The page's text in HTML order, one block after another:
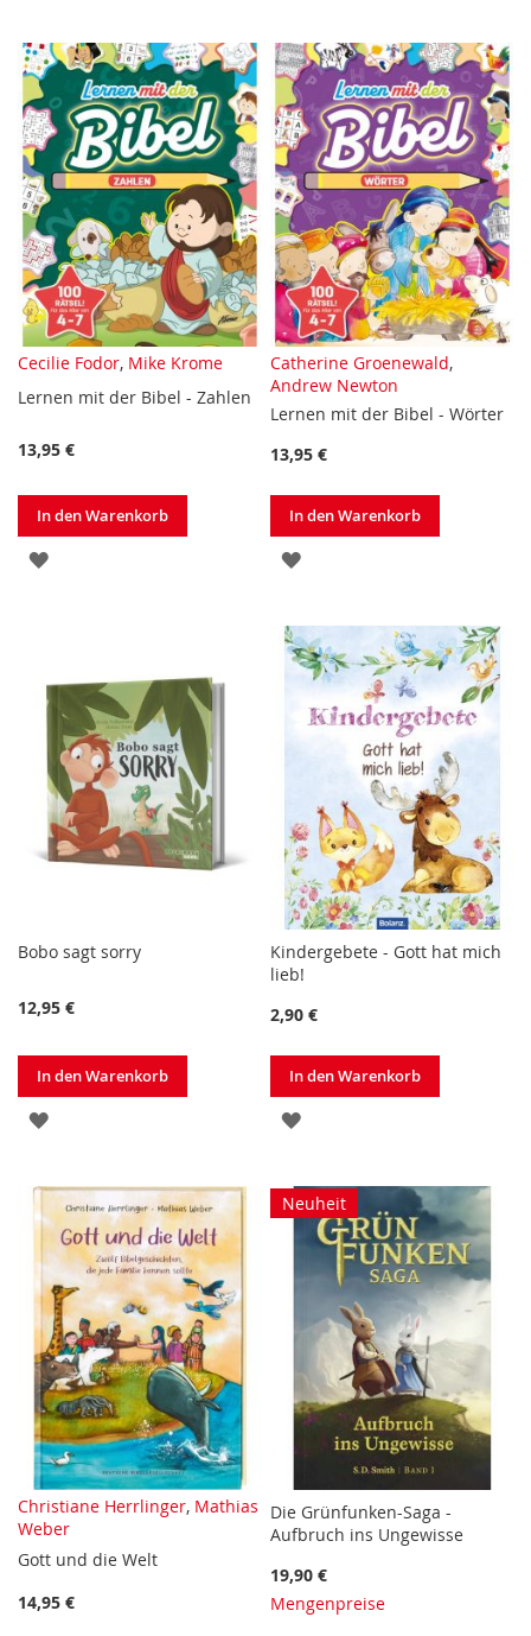
HINZUFÜGEN
HINZUFÜGEN
Cecilie Fodor, Mike Krome
Lernen mit der Bibel - Zahlen
13,95 €
In den Warenkorb
ZUR
Catherine Groenewald,
Andrew Newton
Lernen mit der Bibel - Wörter
13,95 €
In den Warenkorb
ZUR
HINZUFÜGEN
Bobo sagt sorry
12,95 €
In den Warenkorb
ZUR
HINZUFÜGEN
Kindergebete - Gott hat mich
lieb!
2,90 €
In den Warenkorb
ZUR
HINZUFÜGEN
Christiane Herrlinger, Mathias
Weber
Gott und die Welt
14,95 €
Neuheit
Die Grünfunken-Saga -
Aufbruch ins Ungewisse
19,90 €
Mengenpreise